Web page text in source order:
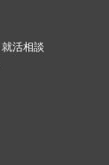
就活相談